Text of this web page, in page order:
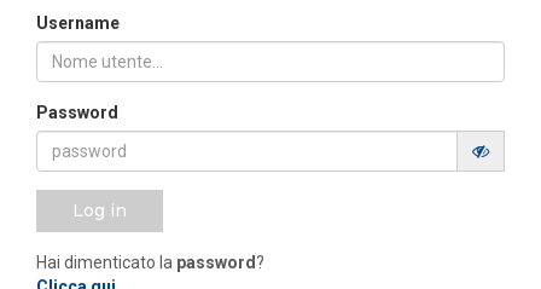
Username
Password
Log in
Hai dimenticato la password ?